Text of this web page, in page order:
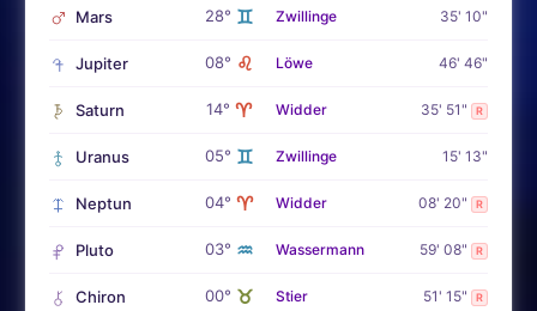
Mars 28° ♊ Zwillinge 35' 10"
Jupiter 08° ♌ Löwe 46' 46"
Saturn 14° ♈ Widder 35' 51" R
Uranus 05° ♊ Zwillinge 15' 13"
Neptun 04° ♈ Widder 08' 20" R
Pluto 03° ♒ Wassermann 59' 08" R
Chiron 00° ♉ Stier 51' 15" R